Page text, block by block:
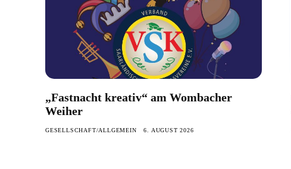
„Fastnacht kreativ“ am Wombacher
Weiher
GESELLSCHAFT/ALLGEMEIN 6. AUGUST 2026